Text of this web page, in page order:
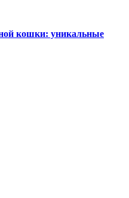
кошки: уникальные